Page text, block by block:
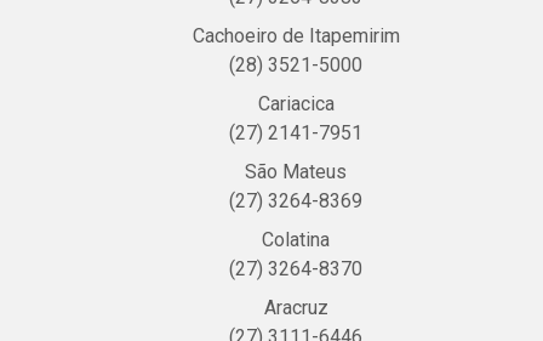
Cachoeiro de Itapemirim
(28) 3521-5000
Cariacica
(27) 2141-7951
São Mateus
(27) 3264-8369
Colatina
(27) 3264-8370
Aracruz